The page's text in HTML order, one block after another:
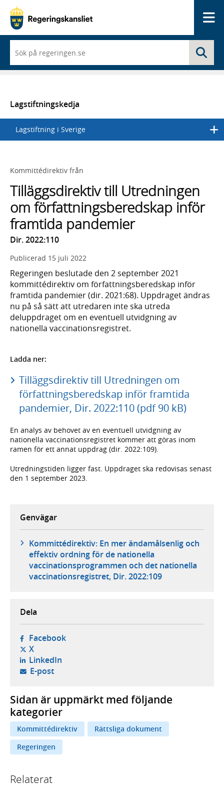
du
börjar
skriva
en
lista
med
sökförslag
Lagstiftningskedja
Lagstiftning i Sverige
Kommittédirektiv från
Tilläggsdirektiv till Utredningen
om författningsberedskap inför
framtida pandemier
Dir. 2022:110
Publicerad 15 juli 2022
Regeringen beslutade den 2 september 2021
kommittédirektiv om författningsberedskap inför
framtida pandemier (dir. 2021:68). Uppdraget ändras
nu på så sätt att utredaren inte ska utreda
deluppdraget om en eventuell utvidgning av
nationella vaccinationsregistret.
Ladda ner:
Tilläggsdirektiv till Utredningen om
författningsberedskap inför framtida
pandemier, Dir. 2022:110 (pdf 90 kB)
En analys av behovet av en eventuell utvidgning av
nationella vaccinationsregistret kommer att göras inom
ramen för ett annat uppdrag (dir. 2022:109).
Utredningstiden ligger fast. Uppdraget ska redovisas senast
den 1 september 2023.
Genvägar
Kommittédirektiv: En mer ändamålsenlig och
effektiv ordning för de nationella
vaccinationsprogrammen och det nationella
vaccinationsregistret, Dir. 2022:109
Dela
Facebook- öppnas i ny flik, extern webbplats,
X- öppnas i ny flik, extern webbplats,
LinkedIn- öppnas i ny flik, extern webbplats,
E-post- öppnar din e-postklient,
Sidan är uppmärkt med följande
kategorier
Kommittédirektiv
Rättsliga dokument
Regeringen
Relaterat